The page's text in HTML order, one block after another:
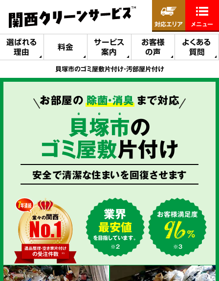
選ばれる
理由
料金
サービス
案内
お客様
の声
よくある
質問
対応エリア メニュー
貝塚市のゴミ屋敷片付け・汚部屋片付け
お部屋の 除菌・消臭まで対応
貝塚市の
ゴミ屋敷片付け
安全で清潔な住まいを回復させます
業界
最安値
を目指しています。
※2
お客様満足度
※3